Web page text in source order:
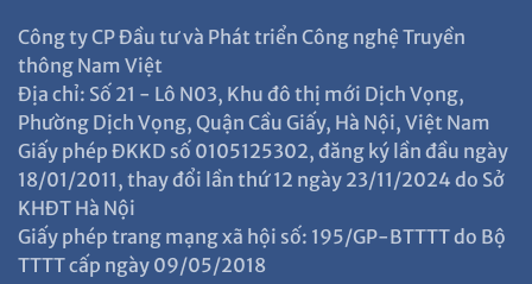
Công ty CP Đầu tư và Phát triển Công nghệ Truyền
thông Nam Việt
Địa chỉ: Số 21 - Lô N03, Khu đô thị mới Dịch Vọng,
Phường Dịch Vọng, Quận Cầu Giấy, Hà Nội, Việt Nam
Giấy phép ĐKKD số 0105125302, đăng ký lần đầu ngày
18/01/2011, thay đổi lần thứ 12 ngày 23/11/2024 do Sở
KHĐT Hà Nội
Giấy phép trang mạng xã hội số: 195/GP-BTTTT do Bộ
TTTT cấp ngày 09/05/2018